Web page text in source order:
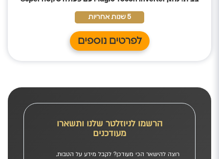
בעל תקינה אירופית,
לחיסכון בחשמל ושמירה על הסביבה.
5 שנות אחריות
לפרטים נוספים
הרשמו לניוזלטר שלנו ותשארו
מעודכנים
רוצה להישאר הכי מעודכן? לקבל מידע על הטבות,